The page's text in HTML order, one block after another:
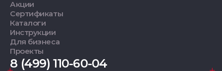
Акции
Сертификаты
Каталоги
Инструкции
Для бизнеса
Проекты
8 (499) 110-60-04